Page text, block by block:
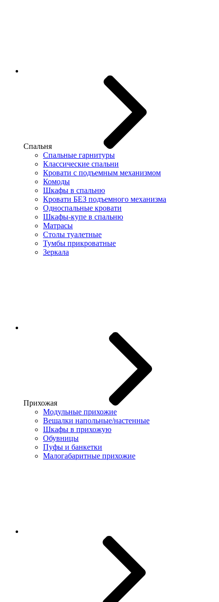
Спальня
Спальные гарнитуры
Классические спальни
Кровати с подъемным механизмом
Комоды
Шкафы в спальню
Кровати БЕЗ подъемного механизма
Односпальные кровати
Шкафы-купе в спальню
Матрасы
Столы туалетные
Тумбы прикроватные
Зеркала
Прихожая
Модульные прихожие
Вешалки напольные/настенные
Шкафы в прихожую
Обувницы
Пуфы и банкетки
Малогабаритные прихожие